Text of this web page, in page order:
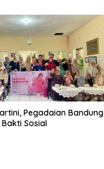
Pegadaian Bandung
Sosial